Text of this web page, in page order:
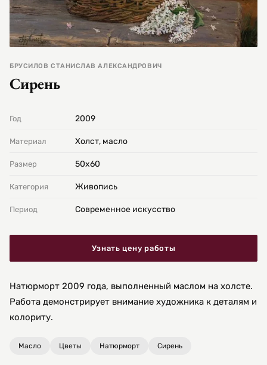
БРУСИЛОВ СТАНИСЛАВ АЛЕКСАНДРОВИЧ
Сирень
Год 2009
Материал Холст, масло
Размер 50х60
Категория Живопись
Период Современное искусство
Узнать цену работы
Натюрморт 2009 года, выполненный маслом на холсте.
Работа демонстрирует внимание художника к деталям и
колориту.
Масло Цветы Натюрморт Сирень